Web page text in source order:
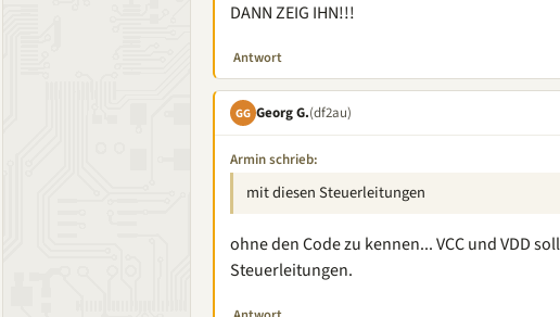
DANN ZEIG IHN!!!
Antwort
GG Georg G.(df2au)
Armin schrieb:
mit diesen Steuerleitungen
ohne den Code zu kennen... VCC und VDD
Steuerleitungen.